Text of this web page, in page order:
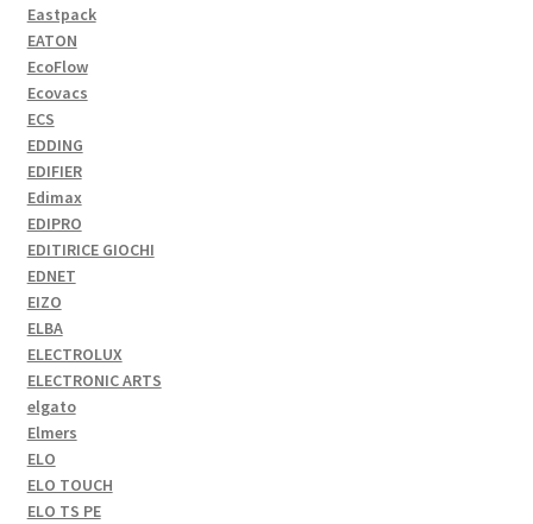
Eastpack
EATON
EcoFlow
Ecovacs
ECS
EDDING
EDIFIER
Edimax
EDIPRO
EDITIRICE GIOCHI
EDNET
EIZO
ELBA
ELECTROLUX
ELECTRONIC ARTS
elgato
Elmers
ELO
ELO TOUCH
ELO TS PE